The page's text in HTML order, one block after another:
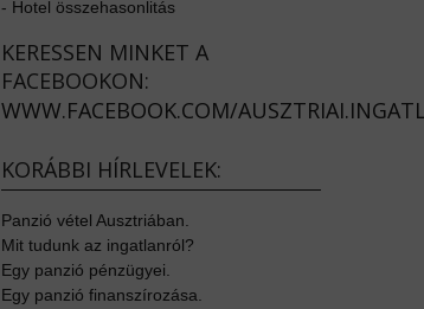
- Hotel összehasonlitás
KERESSEN MINKET A
FACEBOOKON:
WWW.FACEBOOK.COM/
KORÁBBI HÍRLEVELEK:
Panzió vétel Ausztriában.
Mit tudunk az ingatlanról?
Egy panzió pénzügyei.
Egy panzió finanszírozása.